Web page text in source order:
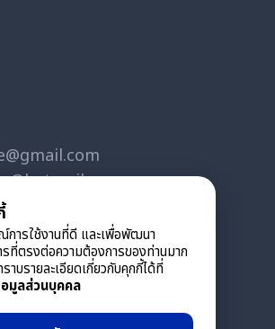
การใช้งานที่ดี และเพื่อพัฒนา
ที่ตรงต่อความต้องการของท่านมาก
าบรายละเอียดเกี่ยวกับคุกกี้ได้ที่
มูลส่วนบุคคล